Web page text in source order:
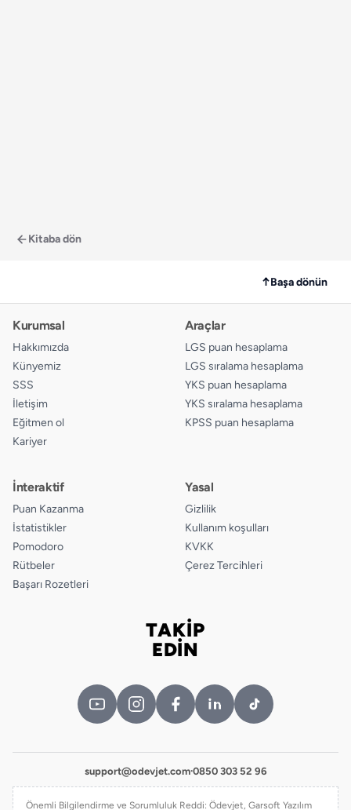
Kitaba dön
↑Başa dönün
Kurumsal
Hakkımızda
Künyemiz
SSS
İletişim
Eğitmen ol
Kariyer
Araçlar
LGS puan hesaplama
LGS sıralama hesaplama
YKS puan hesaplama
YKS sıralama hesaplama
KPSS puan hesaplama
İnteraktif
Puan Kazanma
İstatistikler
Pomodoro
Rütbeler
Başarı Rozetleri
Yasal
Gizlilik
Kullanım koşulları
KVKK
Çerez Tercihleri
TAKİP
EDİN
support@odevjet.com·0850 303 52 96
Önemli Bilgilendirme ve Sorumluluk Reddi: Ödevjet, Garsoft Yazılım